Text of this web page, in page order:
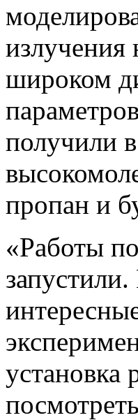
излучения
широком
получили
пропан и
«Работы
установка